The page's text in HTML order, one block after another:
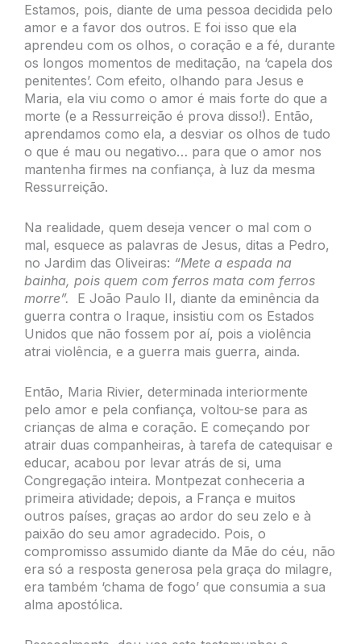
Estamos, pois, diante de uma pessoa decidida pelo
amor e a favor dos outros. E foi isso que ela
aprendeu com os olhos, o coração e a fé, durante
os longos momentos de meditação, na ‘capela dos
penitentes’. Com efeito, olhando para Jesus e
Maria, ela viu como o amor é mais forte do que a
morte (e a Ressurreição é prova disso!). Então,
aprendamos como ela, a desviar os olhos de tudo
o que é mau ou negativo… para que o amor nos
mantenha firmes na confiança, à luz da mesma
Ressurreição.
Na realidade, quem deseja vencer o mal com o
mal, esquece as palavras de Jesus, ditas a Pedro,
no Jardim das Oliveiras: “Mete a espada na
bainha, pois quem com ferros mata com ferros
morre”.
E João Paulo II, diante da eminência da
guerra contra o Iraque, insistiu com os Estados
Unidos que não fossem por aí, pois a violência
atrai violência, e a guerra mais guerra, ainda.
Então, Maria Rivier, determinada interiormente
pelo amor e pela confiança, voltou-se para as
crianças de alma e coração. E começando por
atrair duas companheiras, à tarefa de catequisar e
educar, acabou por levar atrás de si, uma
Congregação inteira. Montpezat conheceria a
primeira atividade; depois, a França e muitos
outros países, graças ao ardor do seu zelo e à
paixão do seu amor agradecido. Pois, o
compromisso assumido diante da Mãe do céu, não
era só a resposta generosa pela graça do milagre,
era também ‘chama de fogo’ que consumia a sua
alma apostólica.